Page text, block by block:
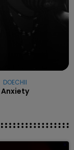
DOECHII
Anxiety